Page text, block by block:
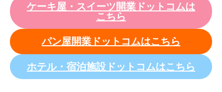
ケーキ屋・スイーツ開業ドットコムは
こちら
パン屋開業ドットコムはこちら
ホテル・宿泊施設ドットコムはこちら